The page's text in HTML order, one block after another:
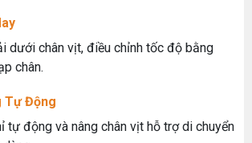
dưới chân vịt, điều chỉnh tốc độ bằng
chân.
Tự Động
tự động và nâng chân vịt hỗ trợ di chuyển